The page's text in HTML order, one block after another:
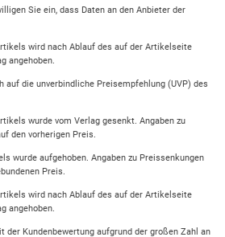
Sie ein, dass Daten an den Anbieter der
wird nach Ablauf des auf der Artikelseite
angehoben.
auf die unverbindliche Preisempfehlung (UVP) des
wurde vom Verlag gesenkt. Angaben zu
den vorherigen Preis.
wurde aufgehoben. Angaben zu Preissenkungen
Preis.
wird nach Ablauf des auf der Artikelseite
angehoben.
der Kundenbewertung aufgrund der großen Zahl an